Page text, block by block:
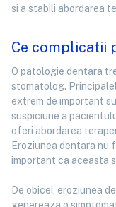
si a stabili abordarea
Ce complicatii
O patologie dentara
stomatolog.
extrem de important
suspiciune a
oferi abordarea
Eroziunea dentara nu
important ca aceasta
De obicei, eroziunea
genereaza o